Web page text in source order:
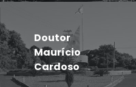
Doutor
Maurício
Cardoso